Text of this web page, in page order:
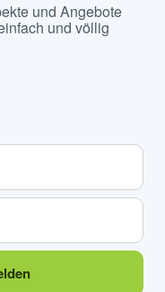
und Angebote
und völlig